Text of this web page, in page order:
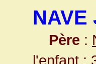
NAVE
Père :
l'enfant :